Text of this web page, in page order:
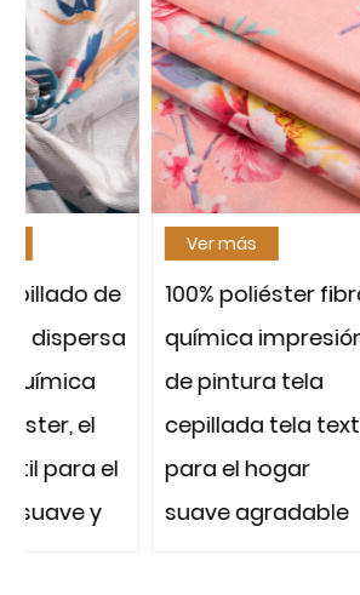
100% poliéster fibra
química impresión
de pintura tela
cepillada tela textil
para el hogar
suave agradable
de
para